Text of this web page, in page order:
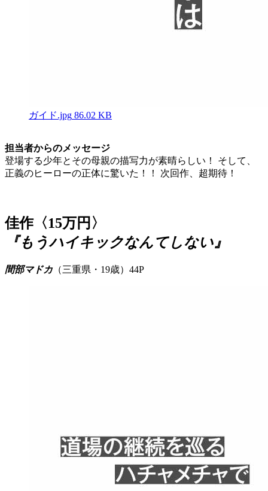
ガイド.jpg 86.02 KB
担当者からのメッセージ
登場する少年とその母親の描写力が素晴らしい！ そして、
正義のヒーローの正体に驚いた！！ 次回作、超期待！
佳作〈15万円〉
『もうハイキックなんてしない』
間部マドカ（三重県・19歳）44P